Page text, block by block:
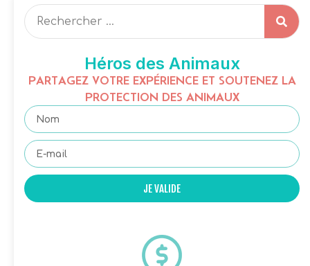
Héros des Animaux
PARTAGEZ VOTRE EXPÉRIENCE ET SOUTENEZ LA
PROTECTION DES ANIMAUX
JE VALIDE